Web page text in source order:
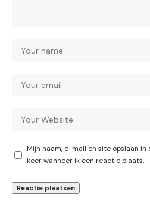
Mijn naam, e-mail en site opslaan
keer wanneer ik een reactie plaats.